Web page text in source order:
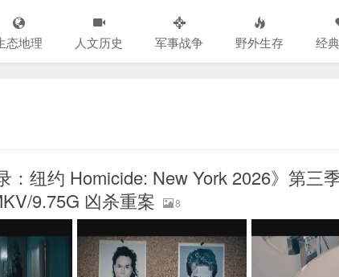
态地理 人文历史 军事战争 野外生存 经
：纽约 Homicide: New York 2026》第三
9.75G 凶杀重案
8